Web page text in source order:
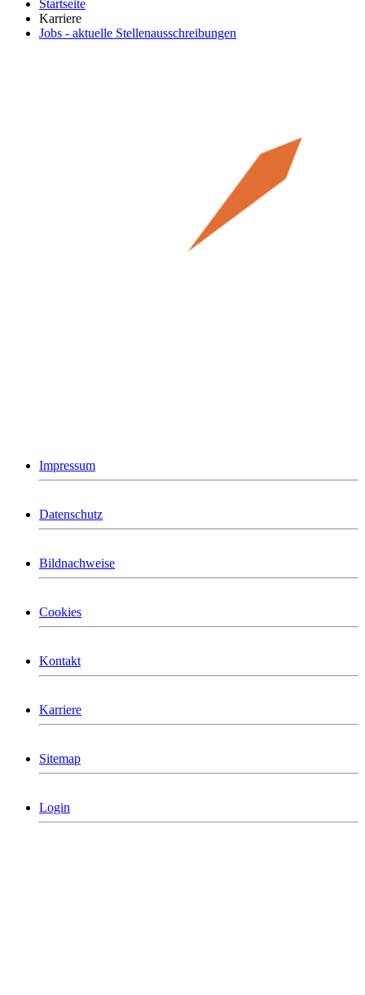
Startseite
Karriere
Jobs - aktuelle Stellenausschreibungen
Impressum
Datenschutz
Bildnachweise
Cookies
Kontakt
Karriere
Sitemap
Login